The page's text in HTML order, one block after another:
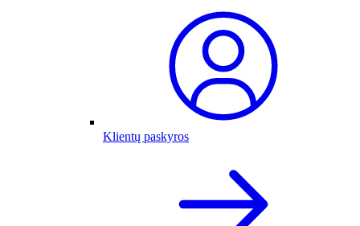
Klientų paskyros